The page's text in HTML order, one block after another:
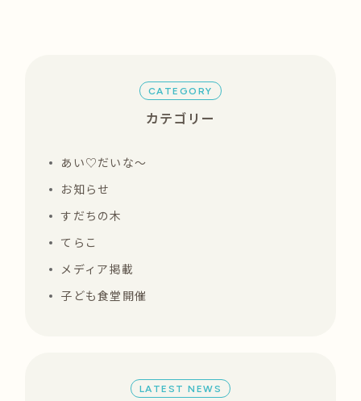
CATEGORY
カテゴリー
あい♡だいな〜
お知らせ
すだちの木
てらこ
メディア掲載
子ども食堂開催
LATEST NEWS